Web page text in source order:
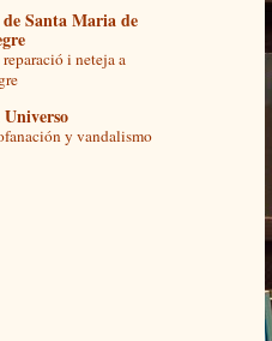
de Santa Maria de
reparació i neteja a
y vandalismo